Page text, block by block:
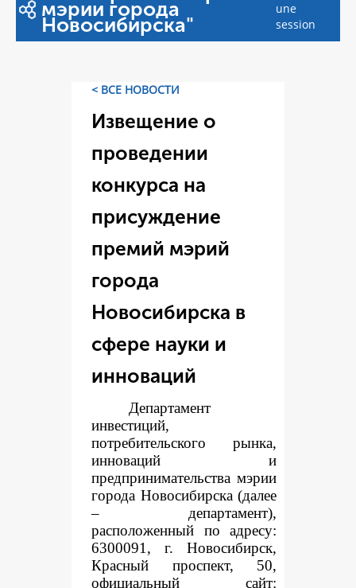
мэрии города
Новосибирска"
une
session
< ВСЕ НОВОСТИ
Извещение о
проведении
конкурса на
присуждение
премий мэрий
города
Новосибирска в
сфере науки и
инноваций
Департамент
инвестиций,
потребительского рынка,
инноваций и
предпринимательства мэрии
города Новосибирска (далее
– департамент),
расположенный по адресу:
6300091, г. Новосибирск,
Красный проспект, 50,
официальный сайт: